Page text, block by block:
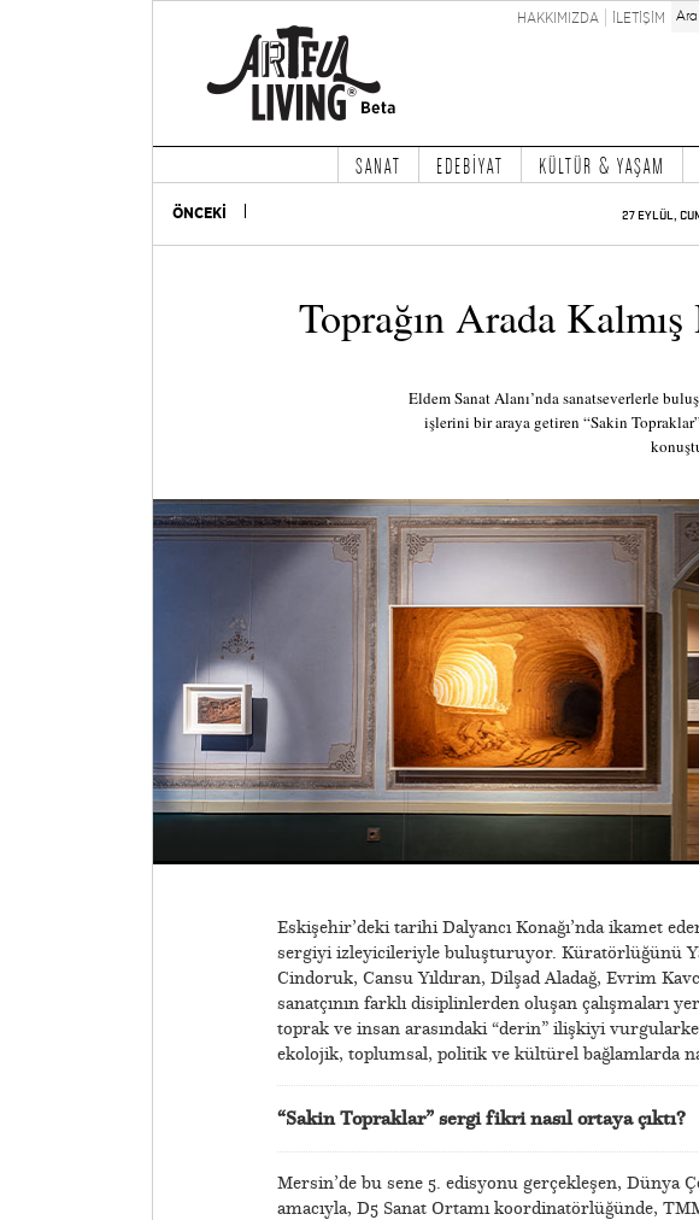
HAKKIMIZDA İLETİŞİM
SANAT EDEBİYAT KÜLTÜR & YAŞAM
ÖNCEKİ 27 EYLÜL,
Toprağın Arada
Eldem Sanat Alanı’nda sanatseverlerle
işlerini bir araya getiren “Sakin
Eskişehir’deki tarihi Dalyancı Konağı’nda ikamet
sergiyi izleyicileriyle buluşturuyor. Küratörlüğünü
Cindoruk, Cansu Yıldıran, Dilşad Aladağ, Evrim
sanatçının farklı disiplinlerden oluşan çalışmaları
toprak ve insan arasındaki “derin” ilişkiyi
ekolojik, toplumsal, politik ve kültürel bağlamlarda
“Sakin Topraklar” sergi fikri nasıl ortaya çıktı?
Mersin’de bu sene 5. edisyonu gerçekleşen, Dünya
amacıyla, D5 Sanat Ortamı koordinatörlüğünde,